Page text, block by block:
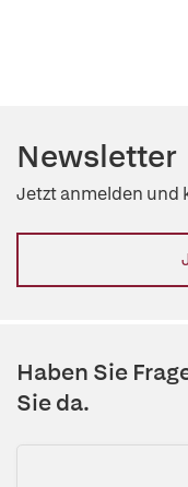
Newsletter
Jetzt anmelden und
Haben Sie
Sie da.